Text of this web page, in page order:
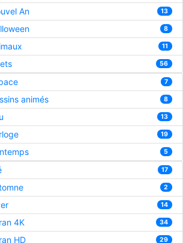
An 13
8
11
56
7
animés 8
13
19
5
17
2
14
4K 34
HD 29